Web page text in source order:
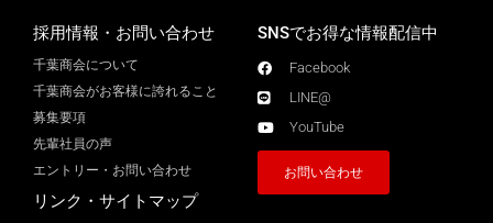
採用情報・お問い合わせ
千葉商会について
千葉商会がお客様に誇れること​
募集要項
先輩社員の声
エントリー・お問い合わせ
リンク・サイトマップ
SNSでお得な情報配信中
Facebook
LINE@
YouTube
お問い合わせ